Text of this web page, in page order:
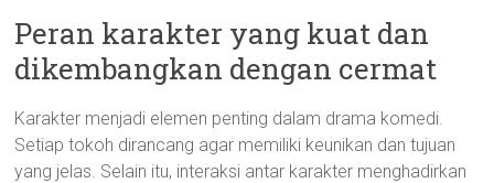
Peran karakter yang kuat dan
dikembangkan dengan cermat
Karakter menjadi elemen penting dalam drama komedi.
Setiap tokoh dirancang agar memiliki keunikan dan tujuan
yang jelas. Selain itu, interaksi antar karakter menghadirkan